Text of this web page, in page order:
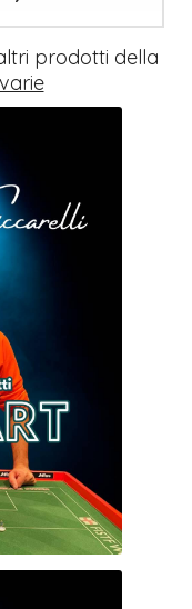
prodotti della